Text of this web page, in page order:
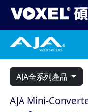
AJA全系列產品
AJA Mini-